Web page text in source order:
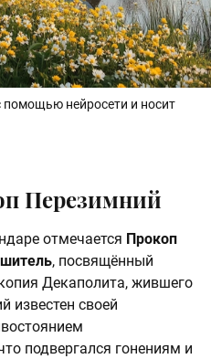
помощью нейросети и носит
Перезимний
отмечается Прокоп
, посвящённый
Декаполита, жившего
известен своей
подвергался гонениям и